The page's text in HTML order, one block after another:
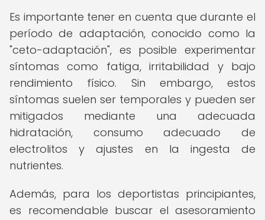
Es importante tener en cuenta que durante el
período de adaptación, conocido como la
"ceto-adaptación", es posible experimentar
síntomas como fatiga, irritabilidad y bajo
rendimiento físico. Sin embargo, estos
síntomas suelen ser temporales y pueden ser
mitigados mediante una adecuada
hidratación, consumo adecuado de
electrolitos y ajustes en la ingesta de
nutrientes.
Además, para los deportistas principiantes,
es recomendable buscar el asesoramiento